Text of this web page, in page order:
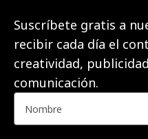
Suscríbete gratis a
recibir cada día el
creatividad,
comunicación.